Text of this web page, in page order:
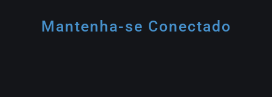
Mantenha-se Conectado